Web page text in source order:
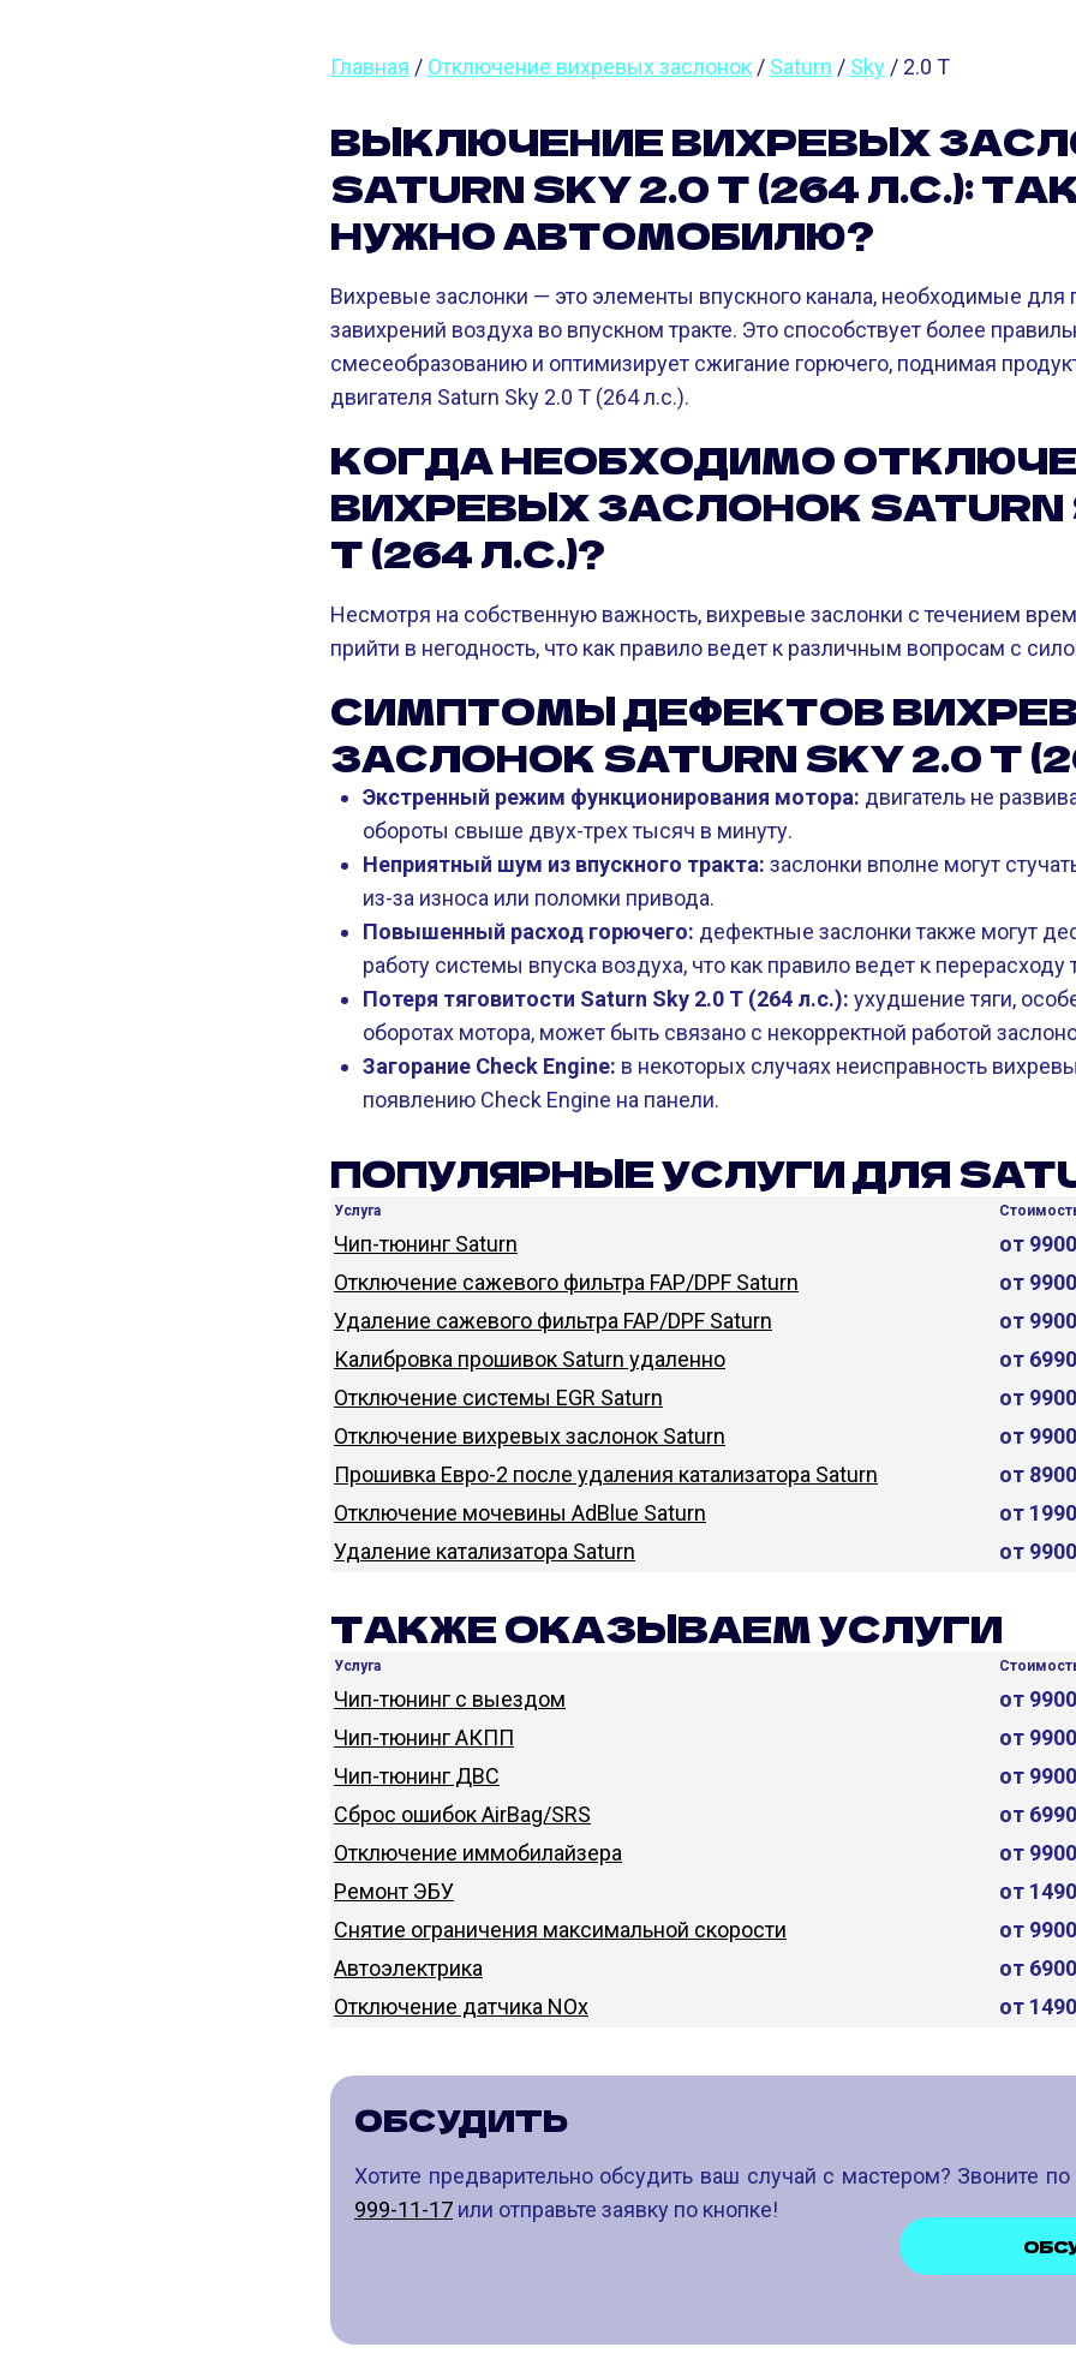
Главная / Отключение вихревых заслонок / Saturn / Sky / 2.0 T
ВЫКЛЮЧЕНИЕ ВИХРЕВЫХ
SATURN SKY 2.0 T (264 Л.С.):
НУЖНО АВТОМОБИЛЮ?
Вихревые заслонки — это элементы впускного канала, необходимые для
завихрений воздуха во впускном тракте. Это способствует более
смесеобразованию и оптимизирует сжигание горючего, поднимая
двигателя Saturn Sky 2.0 T (264 л.с.).
КОГДА НЕОБХОДИМО
ВИХРЕВЫХ ЗАСЛОНОК SATURN
T (264 Л.С.)?
Несмотря на собственную важность, вихревые заслонки с течением
прийти в негодность, что как правило ведет к различным вопросам с
СИМПТОМЫ ДЕФЕКТОВ
ЗАСЛОНОК SATURN SKY 2.0 T
Экстренный режим функционирования мотора: двигатель не
обороты свыше двух-трех тысяч в минуту.
Неприятный шум из впускного тракта: заслонки вполне могут
из-за износа или поломки привода.
Повышенный расход горючего: дефектные заслонки также могут
работу системы впуска воздуха, что как правило ведет к перерасходу
Потеря тяговитости Saturn Sky 2.0 T (264 л.с.): ухудшение тяги,
оборотах мотора, может быть связано с некорректной работой
Загорание Check Engine: в некоторых случаях неисправность
появлению Check Engine на панели.
ПОПУЛЯРНЫЕ УСЛУГИ ДЛЯ
Услуга
Чип-тюнинг Saturn от
Отключение сажевого фильтра FAP/DPF Saturn
от
Удаление сажевого фильтра FAP/DPF Saturn
от
Калибровка прошивок Saturn удаленно
от
Отключение системы EGR Saturn
от
Отключение вихревых заслонок Saturn
от
Прошивка Евро-2 после удаления катализатора Saturn
от
Отключение мочевины AdBlue Saturn
от
Удаление катализатора Saturn
от
ТАКЖЕ ОКАЗЫВАЕМ УСЛУГИ
Услуга
Чип-тюнинг с выездом от
Чип-тюнинг АКПП
от
Чип-тюнинг ДВС
от
Сброс ошибок AirBag/SRS
от
Отключение иммобилайзера
от
Ремонт ЭБУ
от
Снятие ограничения максимальной скорости
от
Автоэлектрика
от
Отключение датчика NOx
от
ОБСУДИТЬ
Хотите предварительно обсудить ваш случай с мастером? Звоните
999-11-17 или отправьте заявку по кнопке!